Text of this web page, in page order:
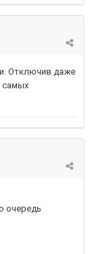
Отключив даже
самых
очередь